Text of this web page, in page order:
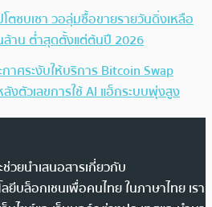
ตซบเซา วอลุ่มซื้อขายรายวันดิ่งเหลือ
าน ต่ำสุดตั้งแต่ต้นปี 2026
าศระงับให้บริการ Bitcoin Swap
งตัวเลขการใช้ AI แฮ็กระบบพุ่งสูง
วยนำเสนอสารเกี่ยวกับ
ยีบล็อกเชนเพื่อคนไทย ในภาษาไทย เรา